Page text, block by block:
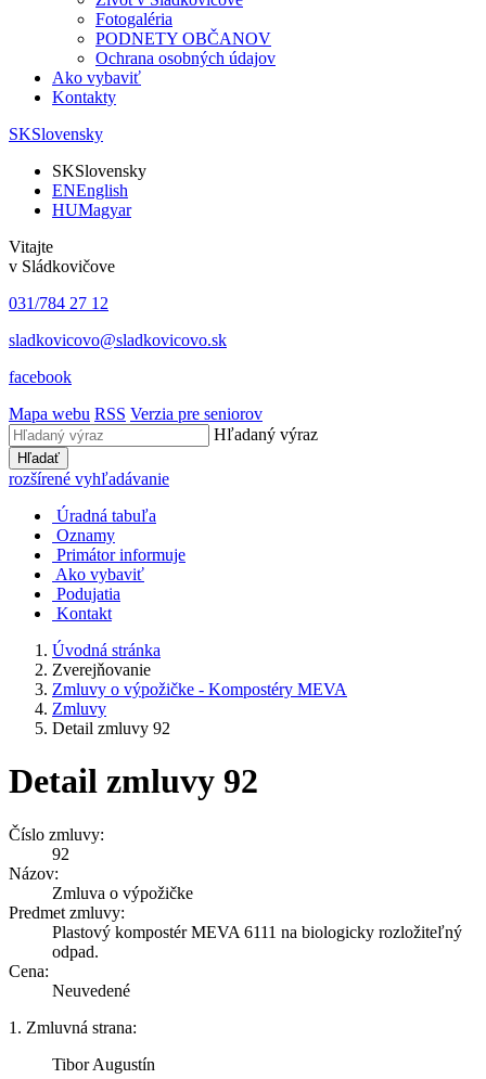
Fotogaléria
PODNETY OBČANOV
Ochrana osobných údajov
Ako vybaviť
Kontakty
SKSlovensky
SKSlovensky
ENEnglish
HUMagyar
Vitajte
v Sládkovičove
031/784 27 12
sladkovicovo@sladkovicovo.sk
facebook
Mapa webu RSS Verzia pre seniorov
Hľadaný výraz
Hľadať
rozšírené vyhľadávanie
Úradná tabuľa
Oznamy
Primátor informuje
Ako vybaviť
Podujatia
Kontakt
Úvodná stránka
Zverejňovanie
Zmluvy o výpožičke - Kompostéry MEVA
Zmluvy
Detail zmluvy 92
Detail zmluvy 92
Číslo zmluvy:
92
Názov:
Zmluva o výpožičke
Predmet zmluvy:
Plastový kompostér MEVA 6111 na biologicky rozložiteľný
odpad.
Cena:
Neuvedené
1. Zmluvná strana:
Tibor Augustín